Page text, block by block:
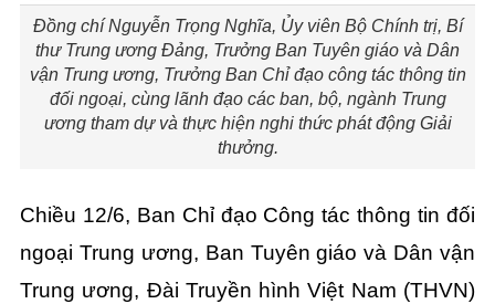
Đồng chí Nguyễn Trọng Nghĩa, Ủy viên Bộ Chính trị, Bí
thư Trung ương Đảng, Trưởng Ban Tuyên giáo và Dân
vận Trung ương, Trưởng Ban Chỉ đạo công tác thông tin
đối ngoại, cùng lãnh đạo các ban, bộ, ngành Trung
ương tham dự và thực hiện nghi thức phát động Giải
thưởng.
Chiều 12/6, Ban Chỉ đạo Công tác thông tin đối
ngoại Trung ương, Ban Tuyên giáo và Dân vận
Trung ương, Đài Truyền hình Việt Nam (THVN)